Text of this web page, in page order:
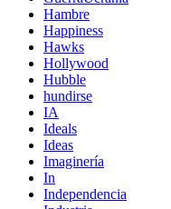
Hambre
Happiness
Hawks
Hollywood
Hubble
hundirse
IA
Ideals
Ideas
Imaginería
In
Independencia